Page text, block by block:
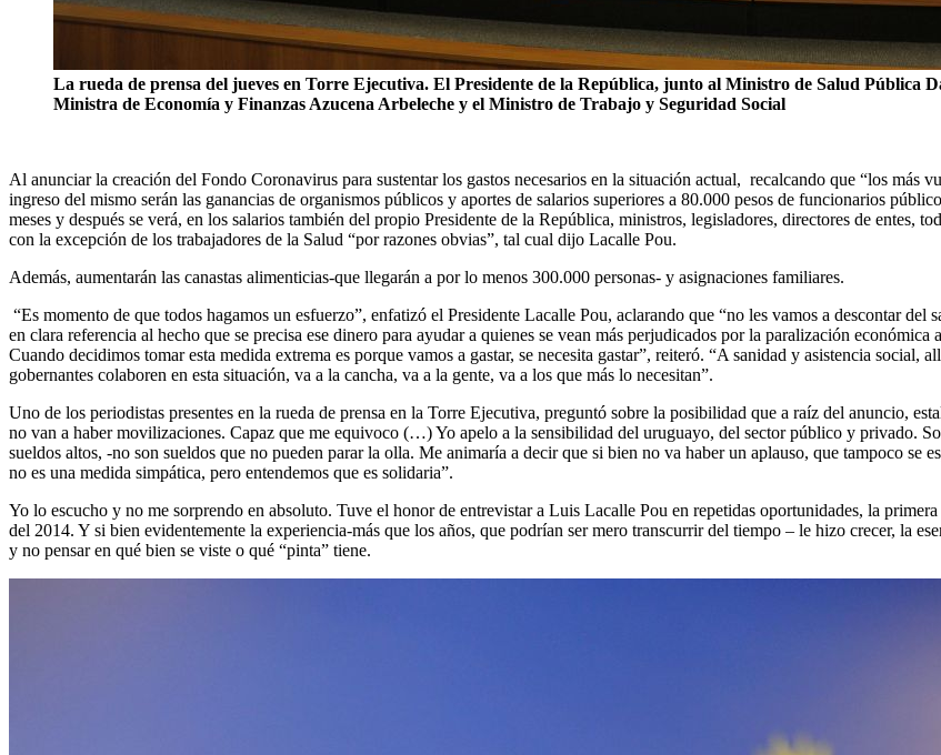
La rueda de prensa del jueves en Torre Ejecutiva. El Presidente de la República, junto al Ministro de Salud Pública
Ministra de Economía y Finanzas Azucena Arbeleche y el Ministro de Trabajo y Seguridad Social
Al anunciar la creación del Fondo Coronavirus para sustentar los gastos necesarios en la situación actual, recalcando que “los más
ingreso del mismo serán las ganancias de organismos públicos y aportes de salarios superiores a 80.000 pesos de funcionarios
meses y después se verá, en los salarios también del propio Presidente de la República, ministros, legisladores, directores de entes,
con la excepción de los trabajadores de la Salud “por razones obvias”, tal cual dijo Lacalle Pou.
Además, aumentarán las canastas alimenticias-que llegarán a por lo menos 300.000 personas- y asignaciones familiares.
“Es momento de que todos hagamos un esfuerzo”, enfatizó el Presidente Lacalle Pou, aclarando que “no les vamos a descontar
en clara referencia al hecho que se precisa ese dinero para ayudar a quienes se vean más perjudicados por la paralización
Cuando decidimos tomar esta medida extrema es porque vamos a gastar, se necesita gastar”, reiteró. “A sanidad y asistencia
gobernantes colaboren en esta situación, va a la cancha, va a la gente, va a los que más lo necesitan”.
Uno de los periodistas presentes en la rueda de prensa en la Torre Ejecutiva, preguntó sobre la posibilidad que a raíz del anuncio,
no van a haber movilizaciones. Capaz que me equivoco (…) Yo apelo a la sensibilidad del uruguayo, del sector público y privado.
sueldos altos, -no son sueldos que no pueden parar la olla. Me animaría a decir que si bien no va haber un aplauso, que tampoco se
no es una medida simpática, pero entendemos que es solidaria”.
Yo lo escucho y no me sorprendo en absoluto. Tuve el honor de entrevistar a Luis Lacalle Pou en repetidas oportunidades, la
del 2014. Y si bien evidentemente la experiencia-más que los años, que podrían ser mero transcurrir del tiempo – le hizo crecer, la
y no pensar en qué bien se viste o qué “pinta” tiene.